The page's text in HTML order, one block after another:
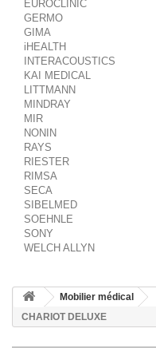
EUROCLINIC
GERMO
GIMA
iHEALTH
INTERACOUSTICS
KAI MEDICAL
LITTMANN
MINDRAY
MIR
NONIN
RAYS
RIESTER
RIMSA
SECA
SIBELMED
SOEHNLE
SONY
WELCH ALLYN
Mobilier médical
CHARIOT DELUXE